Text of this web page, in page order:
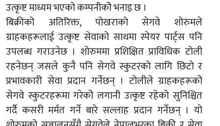
उत्कृष्ट माध्यम भएको कम्पनीकोे भनाइ छ ।
बिक्रीको अतिरिक्त, पोखराको सेगवे शोरुमले
ग्राहकहरूलाई उत्कृष्ट सेवाको साथमा स्पेयर पार्ट्स पनि
उपलब्ध गराउनेछ । शोरुममा प्रशिक्षित प्राविधिक टोली
रहनेछन् जसले कुनै पनि सेगवे स्कुटरको लागि छिटो र
प्रभावकारी सेवा प्रदान गर्नेछन् । टोलीले ग्राहकहरूकोे
सेगवे स्कुटरहरूमा गरेकोे लगानी उत्कृष्ट रहेको सुनिश्चित
गर्दै कसरी मर्मत गर्ने बारे सल्लाह प्रदान गर्नेछन् । यो